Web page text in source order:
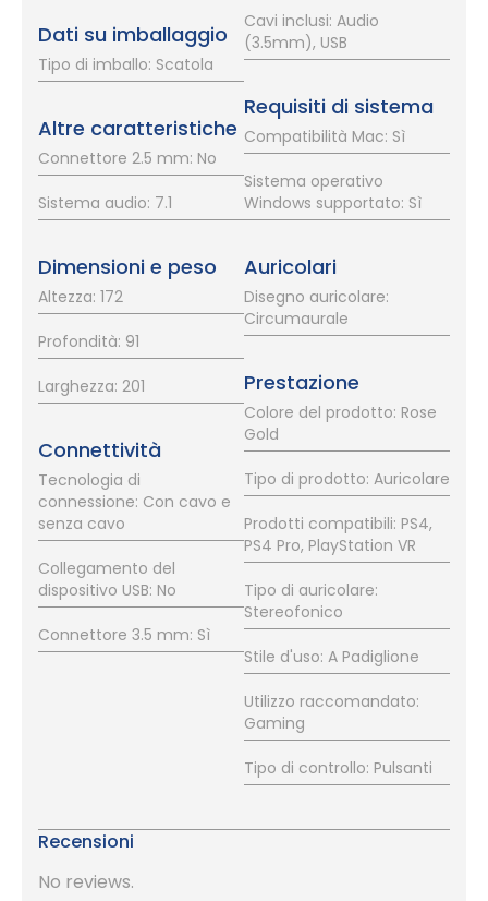
Dati su imballaggio
Tipo di imballo: Scatola
Altre caratteristiche
Connettore 2.5 mm: No
Sistema audio: 7.1
Dimensioni e peso
Altezza: 172
Profondità: 91
Larghezza: 201
Connettività
Tecnologia di
connessione: Con cavo e
senza cavo
Collegamento del
dispositivo USB: No
Connettore 3.5 mm: Sì
Cavi inclusi: Audio
(3.5mm), USB
Requisiti di sistema
Compatibilità Mac: Sì
Sistema operativo
Windows supportato: Sì
Auricolari
Disegno auricolare:
Circumaurale
Prestazione
Colore del prodotto: Rose
Gold
Tipo di prodotto: Auricolare
Prodotti compatibili: PS4,
PS4 Pro, PlayStation VR
Tipo di auricolare:
Stereofonico
Stile d'uso: A Padiglione
Utilizzo raccomandato:
Gaming
Tipo di controllo: Pulsanti
Recensioni
No reviews.